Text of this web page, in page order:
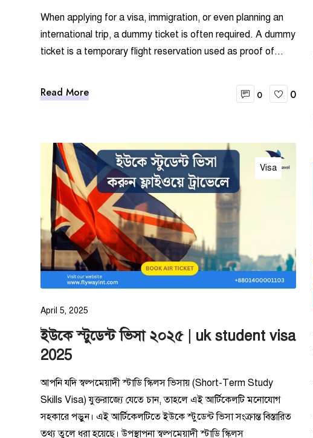
When applying for a visa, immigration, or even planning an
international trip, a dummy ticket is often required. A dummy
ticket is a temporary flight reservation used as proof of...
Read More 0
0
Visa
April 5, 2025
ইউকে স্টুডেন্ট ভিসা ২০২৫ | uk student visa
2025
আপনি যদি স্বল্পমেয়াদী স্টাডি স্কিলস ভিসায় (Short-Term Study
Skills Visa) যুক্তরাজ্যে যেতে চান, তাহলে এই আর্টিকেলটি মনোযোগ
সহকারে পড়ুন। এই আর্টিকেলটিতে ইউকে স্টুডেন্ট ভিসা সংক্রান্ত বিস্তারিত
তথ্য তুলে ধরা হয়েছে। উপস্থাপনা স্বল্পমেয়াদী স্টাডি স্কিলস